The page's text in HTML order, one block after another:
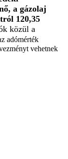
a gázolaj
120,35
közül a
adómérték
vehetnek